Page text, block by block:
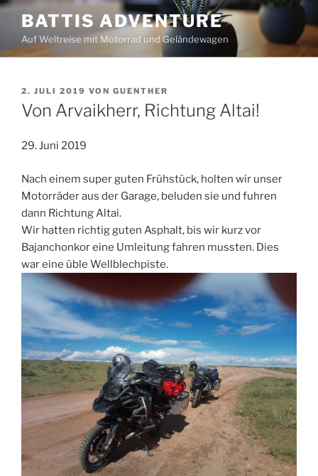
Zum
Inhalt
springen
BATTIS ADVENTURE
Auf Weltreise mit Motorrad und Geländewagen
VERÖFFENTLICHT
AM
2. JULI 2019 VON GUENTHER
Von Arvaikherr, Richtung Altai!
29. Juni 2019
Nach einem super guten Frühstück, holten wir unser
Motorräder aus der Garage, beluden sie und fuhren
dann Richtung Altai.
Wir hatten richtig guten Asphalt, bis wir kurz vor
Bajanchonkor eine Umleitung fahren mussten. Dies
war eine üble Wellblechpiste.